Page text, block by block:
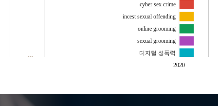
2020
…
cyber sex crime
incest sexual offending
online grooming
sexual grooming
디지털 성폭력
성적 그루밍